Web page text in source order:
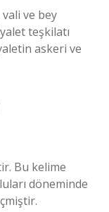
ve bey
teşkilatı
askeri ve
Bu kelime
döneminde